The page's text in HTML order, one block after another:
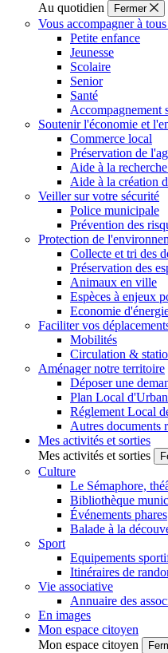
Au quotidien
Fermer
Vous accompagner à tous
Petite enfance
Jeunesse
Scolaire
Senior
Santé
Accompagnement
Soutenir l'économie et
Commerce local
Préservation de
Aide à la
Aide à la création
Veiller sur votre sécurité
Police municipale
Prévention des
Protection de
Collecte et tri des
Préservation des
Animaux en ville
Espèces à enjeux
Economie
Faciliter vos
Mobilités
Circulation &
Aménager notre territoire
Déposer une
Plan Local
Réglement Local
Autres documents
Mes activités et sorties
Mes activités et sorties
Culture
Le Sémaphore,
Bibliothèque
Événements phares
Balade à la
Sport
Equipements
Itinéraires de
Vie associative
Annuaire des
En images
Mon espace citoyen
Mon espace citoyen